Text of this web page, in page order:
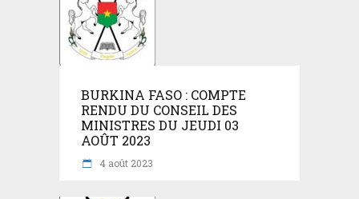
BURKINA FASO : COMPTE
RENDU DU CONSEIL DES
MINISTRES DU JEUDI 03
AOÛT 2023
4 août 2023